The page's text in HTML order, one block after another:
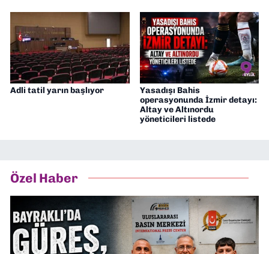
Adli tatil yarın başlıyor
Yasadışı Bahis
operasyonunda İzmir detayı:
Altay ve Altınordu
yöneticileri listede
Özel Haber